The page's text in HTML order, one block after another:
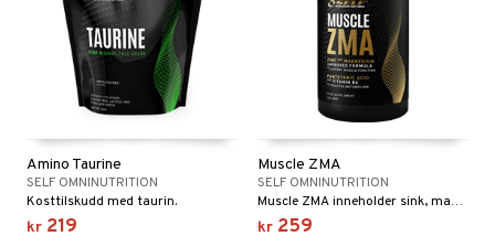
Amino Taurine
SELF OMNINUTRITION
Kosttilskudd med taurin.
kr 219
Muscle ZMA
SELF OMNINUTRITION
Muscle ZMA inneholder sink, magnesium og B6.
kr 259